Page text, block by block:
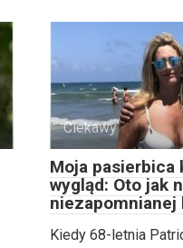
Ciekawy
Moja pasierbica
wygląd: Oto jak
niezapomnianej
Kiedy 68-letnia